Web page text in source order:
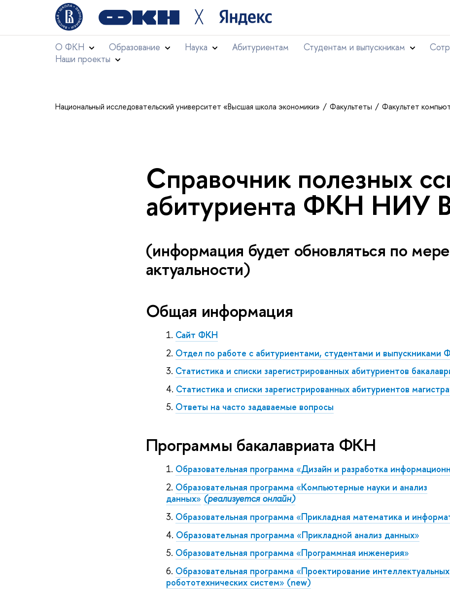
╳
О ФКН Образование Наука Абитуриентам Студентам и выпускникам
Наши проекты
Национальный исследовательский университет «Высшая школа экономики» Факультеты Факультет
Справочник полезных
абитуриента ФКН
(информация будет обновляться по
актуальности)
Общая информация
Сайт ФКН
Отдел по работе с абитуриентами, студентами и выпускниками
Статистика и списки зарегистрированных абитуриентов
Статистика и списки зарегистрированных абитуриентов
Ответы на часто задаваемые вопросы
Программы бакалавриата ФКН
Образовательная программа«Дизайн и разработка
Образовательная программа«Компьютерные науки и анализ
данных» (реализуется онлайн)
Образовательная программа«Прикладная математика и
Образовательная программа«Прикладной анализ данных»
Образовательная программа«Программная инженерия»
Образовательная программа«Проектирование интеллектуальных
робототехнических систем» (new)